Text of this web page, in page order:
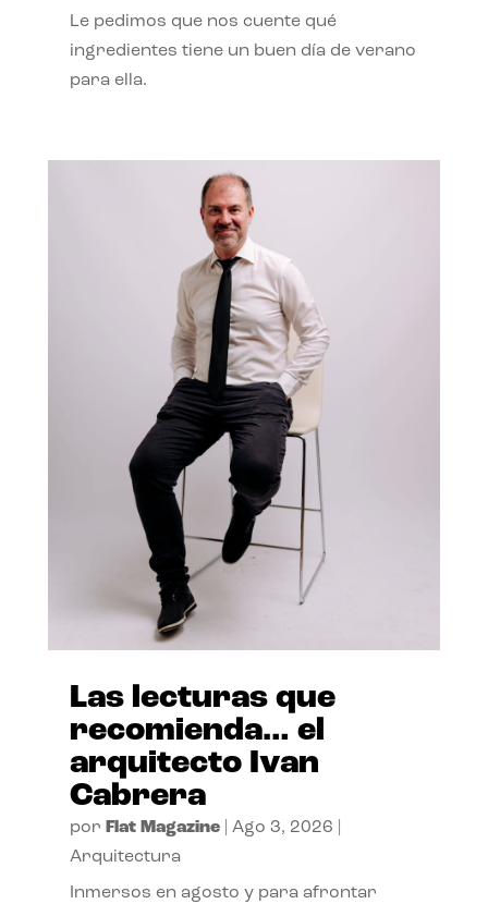
Le pedimos que nos cuente qué
ingredientes tiene un buen día de verano
para ella.
Las lecturas que
recomienda… el
arquitecto Ivan
Cabrera
por Flat Magazine| Ago 3, 2026
Arquitectura
Inmersos en agosto y para afrontar